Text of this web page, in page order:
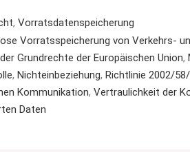
, Vorratsdatenspeicherung
Vorratsspeicherung von Verkehrs-
Grundrechte der Europäischen Union,
, Nichteinbeziehung, Richtlinie 2002/58/
Kommunikation, Vertraulichkeit der
Daten